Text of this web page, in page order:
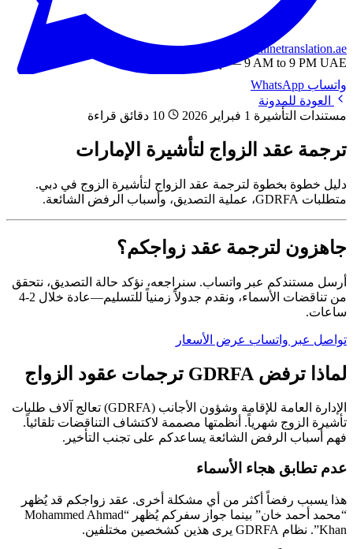
info@onlinetranslation.ae
WhatsApp — 9 AM to 9 PM UAE
واتساب WhatsApp
العودة للمدونة
مستندات التأشيرة 1 فبراير 2026
ترجمة عقد الزواج لتأشيرة الإمارات
دليل خطوة بخطوة لترجمة عقد الزواج لتأشيرة الزوج في دبي.
متطلبات GDRFA، عملية التصديق، وأسباب الرفض الشائعة.
جاهزون لترجمة عقد زواجكم؟
أرسل مستندكم عبر واتساب. سنراجعه، نؤكد حالة التصديق، نتحقق
من تناقضات الأسماء، ونقدم جدولاً زمنياً للتسليم—عادة خلال 2-4
ساعات.
تواصل عبر واتساب عرض الأسعار
لماذا ترفض GDRFA ترجمات عقود الزواج
الإدارة العامة للإقامة وشؤون الأجانب (GDRFA) تعالج آلاف طلبات
تأشيرة الزوج شهرياً. أنظمتها مصممة لاكتشاف التناقضات تلقائياً.
فهم أسباب الرفض الشائعة يساعدكم على تجنب التأخير.
عدم تطابق هجاء الأسماء
هذا يسبب رفضاً أكثر من أي مشكلة أخرى. عقد زواجكم قد يُظهر
“محمد أحمد خان” بينما جواز سفركم يُظهر “Mohammed Ahmad
Khan”. نظام GDRFA يرى هذين كشخصين مختلفين.